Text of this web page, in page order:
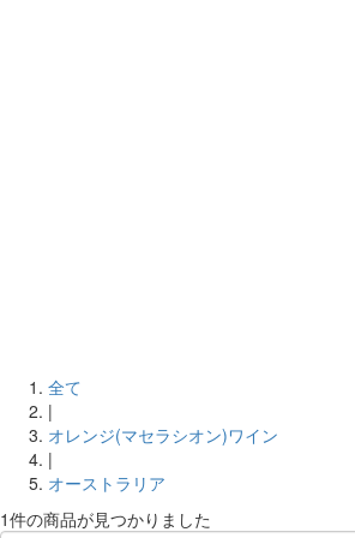
全て
|
オレンジ(マセラシオン)ワイン
|
オーストラリア
1件の商品が見つかりました